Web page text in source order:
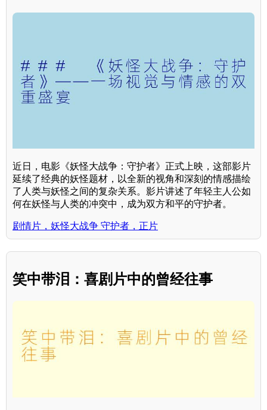
近日，电影《妖怪大战争：守护者》正式上映，这部影片
延续了经典的妖怪题材，以全新的视角和深刻的情感描绘
了人类与妖怪之间的复杂关系。影片讲述了年轻主人公如
何在妖怪与人类的冲突中，成为双方和平的守护者。
剧情片，妖怪大战争 守护者，正片
笑中带泪：喜剧片中的曾经往事